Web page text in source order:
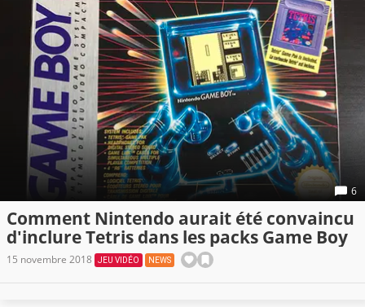
6
Comment Nintendo aurait été convaincu
d'inclure Tetris dans les packs Game Boy
15 novembre 2018 JEU VIDÉO NEWS